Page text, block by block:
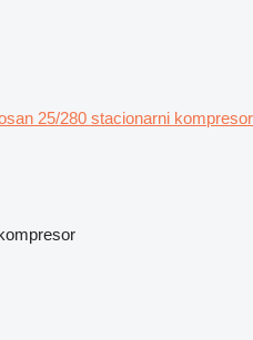
25/280 stacionarni kompresor